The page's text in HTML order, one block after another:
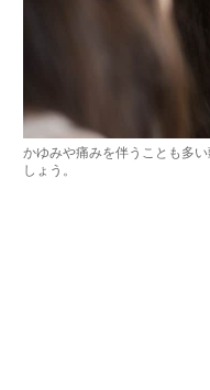
かゆみや痛みを伴うことも多
しょう。